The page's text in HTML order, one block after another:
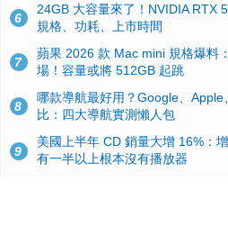
6
24GB 大容量來了！NVIDIA RTX
規格、功耗、上市時間
7
蘋果 2026 款 Mac mini 規格爆料
場！容量或將 512GB 起跳
8
哪款導航最好用？Google、
比：四大導航實測懶人包
9
美國上半年 CD 銷量大增 16%：
有一半以上根本沒有播放器